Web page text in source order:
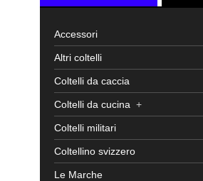
Accessori
Altri coltelli
Coltelli da caccia
Coltelli da cucina +
Coltelli militari
Coltellino svizzero
Le Marche